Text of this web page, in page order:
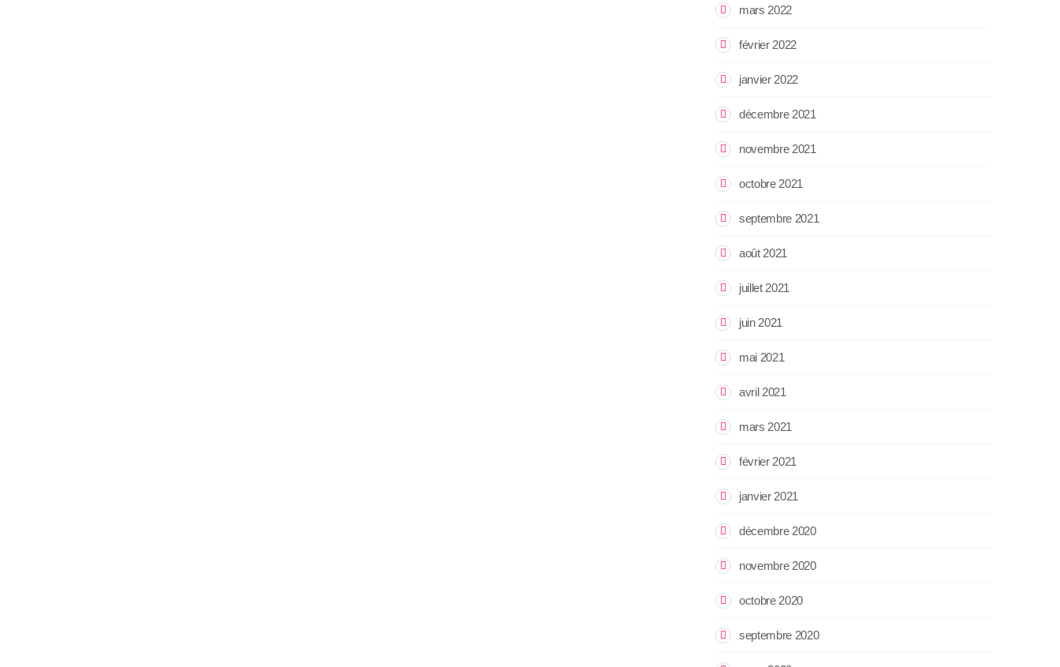
mars 2022
février 2022
janvier 2022
décembre 2021
novembre 2021
octobre 2021
septembre 2021
août 2021
juillet 2021
juin 2021
mai 2021
avril 2021
mars 2021
février 2021
janvier 2021
décembre 2020
novembre 2020
octobre 2020
septembre 2020